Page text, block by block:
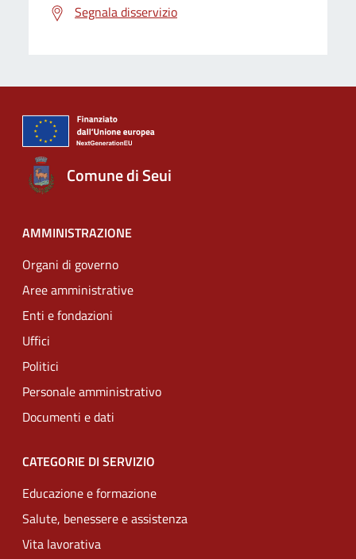
Segnala disservizio
Comune di Seui
AMMINISTRAZIONE
Organi di governo
Aree amministrative
Enti e fondazioni
Uffici
Politici
Personale amministrativo
Documenti e dati
CATEGORIE DI SERVIZIO
Educazione e formazione
Salute, benessere e assistenza
Vita lavorativa